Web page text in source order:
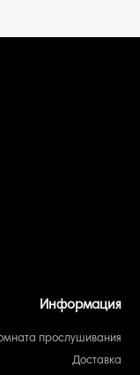
Информация
прослушивания
Доставка